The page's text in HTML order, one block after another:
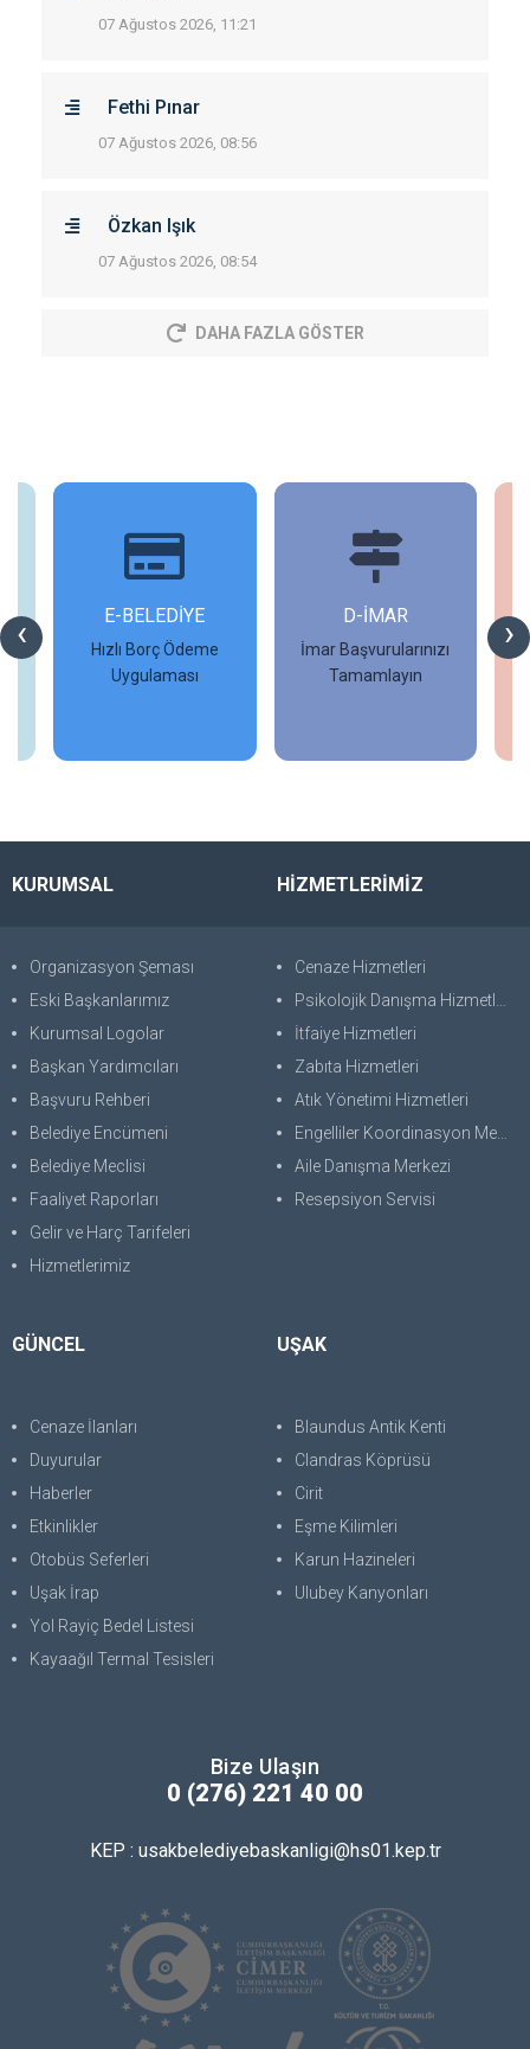
07 Ağustos 2026, 11:21
Fethi Pınar
07 Ağustos 2026, 08:56
Özkan Işık
07 Ağustos 2026, 08:54
DAHA FAZLA GÖSTER
‹ ›
E-BELEDİYE
Hızlı Borç Ödeme
Uygulaması
D-İMAR
İmar Başvurularınızı
Tamamlayın
KURUMSAL
Organizasyon Şeması
Eski Başkanlarımız
Kurumsal Logolar
Başkan Yardımcıları
Başvuru Rehberi
Belediye Encümeni
Belediye Meclisi
Faaliyet Raporları
Gelir ve Harç Tarifeleri
Hizmetlerimiz
HİZMETLERİMİZ
Cenaze Hizmetleri
Psikolojik Danışma Hizmetleri
İtfaiye Hizmetleri
Zabıta Hizmetleri
Atık Yönetimi Hizmetleri
Engelliler Koordinasyon Merkezi
Aile Danışma Merkezi
Resepsiyon Servisi
GÜNCEL
Cenaze İlanları
Duyurular
Haberler
Etkinlikler
Otobüs Seferleri
Uşak İrap
Yol Rayiç Bedel Listesi
Kayaağıl Termal Tesisleri
UŞAK
Blaundus Antik Kenti
Clandras Köprüsü
Cirit
Eşme Kilimleri
Karun Hazineleri
Ulubey Kanyonları
Bize Ulaşın
0 (276) 221 40 00
KEP : usakbelediyebaskanligi@hs01.kep.tr